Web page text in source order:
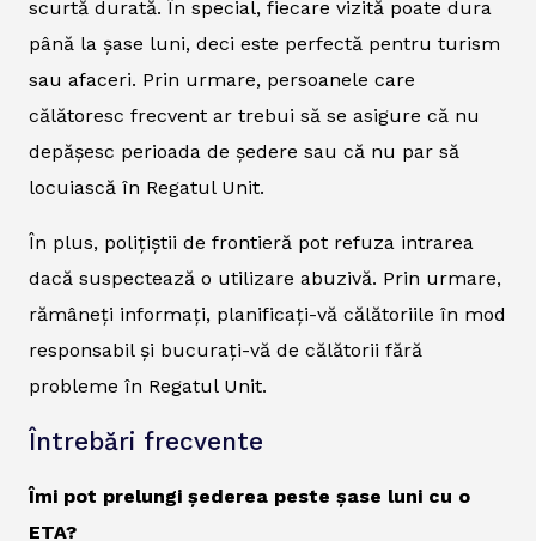
scurtă durată. În special, fiecare vizită poate dura
până la șase luni, deci este perfectă pentru turism
sau afaceri. Prin urmare, persoanele care
călătoresc frecvent ar trebui să se asigure că nu
depășesc perioada de ședere sau că nu par să
locuiască în Regatul Unit.
În plus, polițiștii de frontieră pot refuza intrarea
dacă suspectează o utilizare abuzivă. Prin urmare,
rămâneți informați, planificați-vă călătoriile în mod
responsabil și bucurați-vă de călătorii fără
probleme în Regatul Unit.
Întrebări frecvente
Îmi pot prelungi șederea peste șase luni cu o
ETA?